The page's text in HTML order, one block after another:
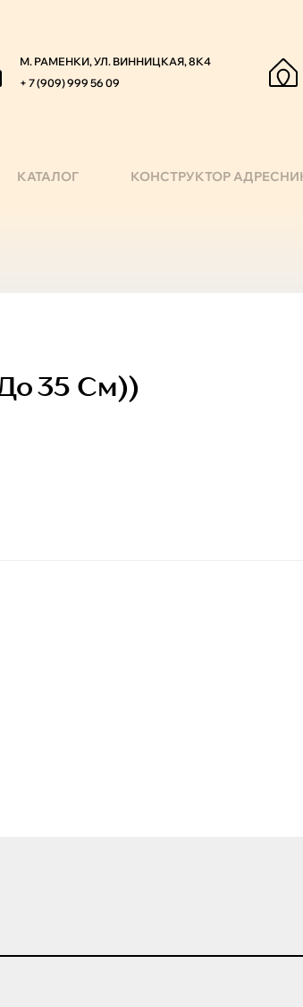
М. РАМЕНКИ, УЛ. ВИННИЦКАЯ, 8К4
+ 7 (909) 999 56 09
КАТАЛОГ КОНСТРУКТОР
35 См))